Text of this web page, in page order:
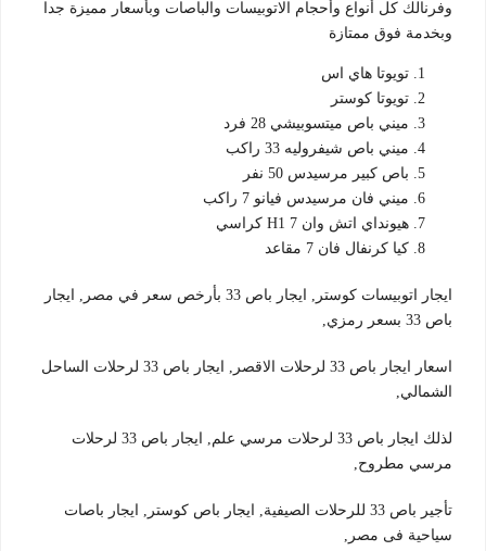
وفرنالك كل أنواع وأحجام الاتوبيسات والباصات وبأسعار مميزة جدا
وبخدمة فوق ممتازة
تويوتا هاي اس
تويوتا كوستر
ميني باص ميتسوبيشي 28 فرد
ميني باص شيفروليه 33 راكب
باص كبير مرسيدس 50 نفر
ميني فان مرسيدس فيانو 7 راكب
هيونداي اتش وان H1 7 كراسي
كيا كرنفال فان 7 مقاعد
ايجار اتوبيسات كوستر, ايجار باص 33 بأرخص سعر في مصر, ايجار
باص 33 بسعر رمزي,
اسعار ايجار باص 33 لرحلات الاقصر, ايجار باص 33 لرحلات الساحل
الشمالي,
لذلك ايجار باص 33 لرحلات مرسي علم, ايجار باص 33 لرحلات
مرسي مطروح,
تأجير باص 33 للرحلات الصيفية, ايجار باص كوستر, ايجار باصات
سياحية فى مصر,